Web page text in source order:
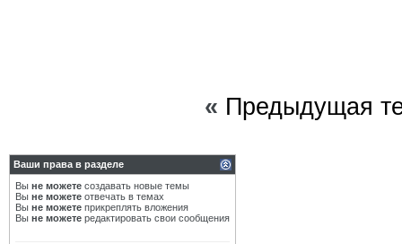
« Предыдущая
Ваши права в разделе
Вы не можете создавать новые темы
Вы не можете отвечать в темах
Вы не можете прикреплять вложения
Вы не можете редактировать свои сообщения